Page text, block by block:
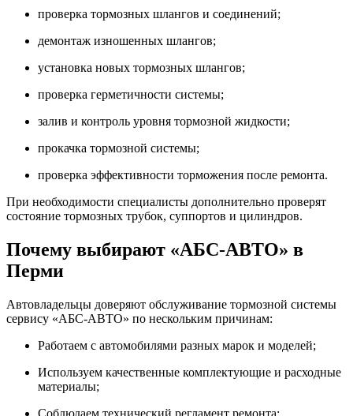
проверка тормозных шлангов и соединений;
демонтаж изношенных шлангов;
установка новых тормозных шлангов;
проверка герметичности системы;
залив и контроль уровня тормозной жидкости;
прокачка тормозной системы;
проверка эффективности торможения после ремонта.
При необходимости специалисты дополнительно проверят
состояние тормозных трубок, суппортов и цилиндров.
Почему выбирают «АБС-АВТО» в
Перми
Автовладельцы доверяют обслуживание тормозной системы
сервису «АБС-АВТО» по нескольким причинам:
Работаем с автомобилями разных марок и моделей;
Используем качественные комплектующие и расходные
материалы;
Соблюдаем технический регламент ремонта;